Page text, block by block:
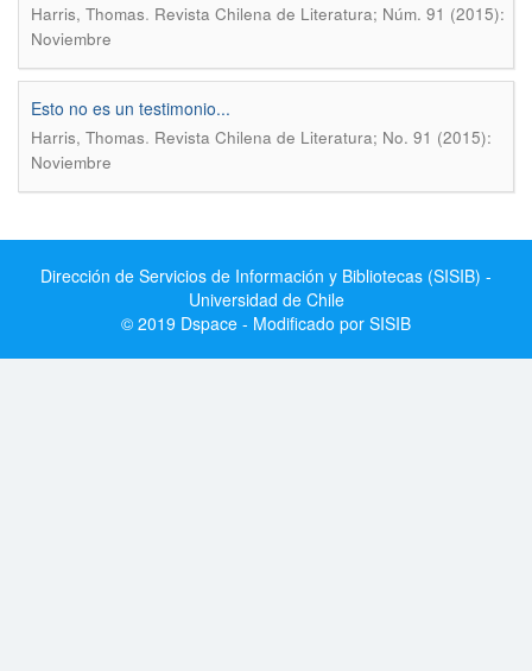
Harris, Thomas. Revista Chilena de Literatura; Núm. 91 (2015):
Noviembre
Esto no es un testimonio...
Harris, Thomas. Revista Chilena de Literatura; No. 91 (2015):
Noviembre
Dirección de Servicios de Información y Bibliotecas (SISIB) -
Universidad de Chile
© 2019 Dspace - Modificado por SISIB